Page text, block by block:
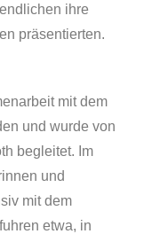
ihre
präsentierten.
mit dem
und wurde von
begleitet. Im
und
mit dem
etwa, in